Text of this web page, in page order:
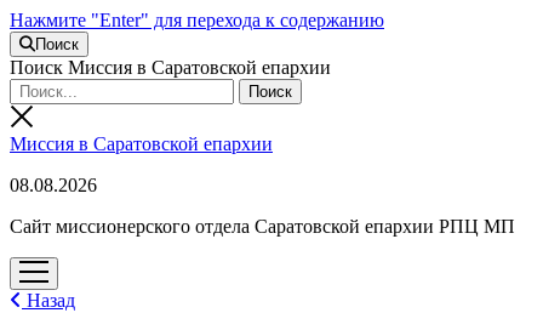
Нажмите "Enter" для перехода к содержанию
Поиск
Поиск Миссия в Саратовской епархии
Миссия в Саратовской епархии
08.08.2026
Сайт миссионерского отдела Саратовской епархии РПЦ МП
открыть
меню
Назад